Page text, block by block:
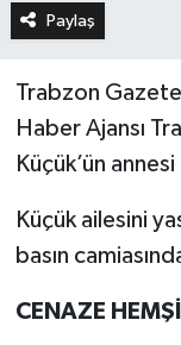
Paylaş
Trabzon
Haber Ajansı
Küçük’ün
Küçük ailesini
basın
CENAZE